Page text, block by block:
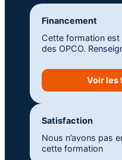
Financement
Cette formation est
des OPCO.
Voir les
Satisfaction
Nous n’avons pas
cette formation